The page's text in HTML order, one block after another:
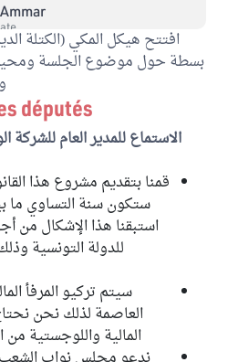
افتتح هيكل المكي (الكتلة
بسطة حول موضوع الجلسة ومحيلا
députés
الاستماع للمدير العام للشركة
ستكون سنة التساوي ما
استبقنا هذا الإشكال من
للدولة التونسية
سيتم تركيو المرفأ
العاصمة لذلك نحن
المالية واللوجستية